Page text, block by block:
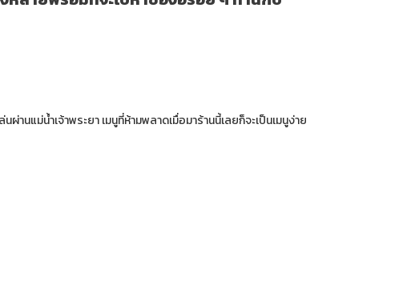
นแม่น้ำเจ้าพระยา เมนูที่ห้ามพลาดเมื่อมาร้านนี้เลยก็จะเป็นเมนูง่าย